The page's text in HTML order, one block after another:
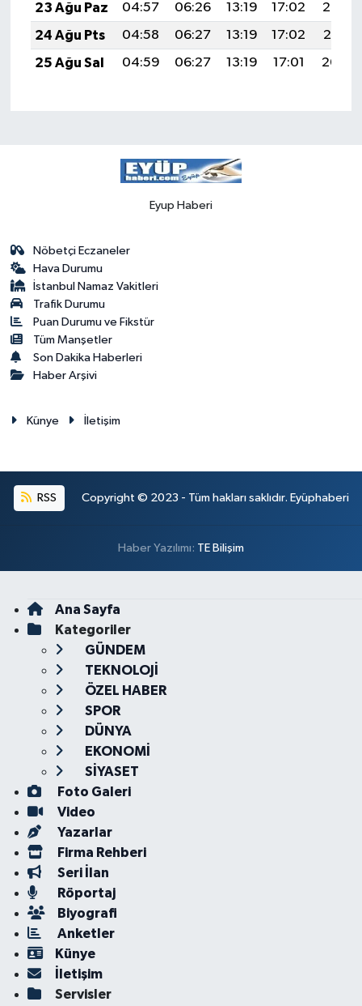
23 Ağu Paz
04:57 06:26 13:19 17:02
20:03
24 Ağu Pts
04:58 06:27 13:19 17:02
20:01
25 Ağu Sal
04:59 06:27 13:19 17:01 20:00
Eyup Haberi
Nöbetçi Eczaneler
Hava Durumu
İstanbul Namaz Vakitleri
Trafik Durumu
Puan Durumu ve Fikstür
Tüm Manşetler
Son Dakika Haberleri
Haber Arşivi
Künye İletişim
RSS Copyright © 2023 - Tüm hakları saklıdır. Eyüphaberi
Haber Yazılımı: TE Bilişim
Ana Sayfa
Kategoriler
GÜNDEM
TEKNOLOJİ
ÖZEL HABER
SPOR
DÜNYA
EKONOMİ
SİYASET
Foto Galeri
Video
Yazarlar
Firma Rehberi
Seri İlan
Röportaj
Biyografi
Anketler
Künye
İletişim
Servisler